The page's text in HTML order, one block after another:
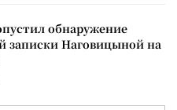
обнаружение
записки Наговицыной на